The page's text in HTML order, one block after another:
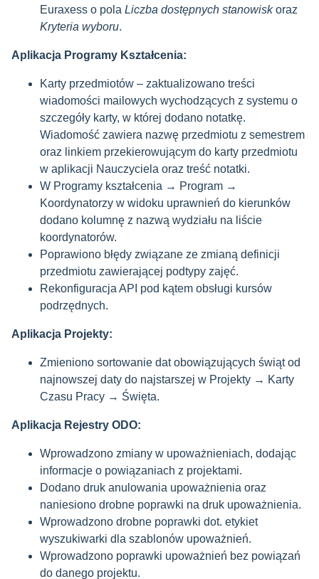
Euraxess o pola Liczba dostępnych stanowiskoraz
Kryteria wyboru.
Aplikacja Programy Kształcenia:
Karty przedmiotów – zaktualizowano treści
wiadomości mailowych wychodzących z systemu o
szczegóły karty, w której dodano notatkę.
Wiadomość zawiera nazwę przedmiotu z semestrem
oraz linkiem przekierowującym do karty przedmiotu
w aplikacji Nauczyciela oraz treść notatki.
W Programy kształcenia → Program →
Koordynatorzy w widoku uprawnień do kierunków
dodano kolumnę z nazwą wydziału na liście
koordynatorów.
Poprawiono błędy związane ze zmianą definicji
przedmiotu zawierającej podtypy zajęć.
Rekonfiguracja API pod kątem obsługi kursów
podrzędnych.
Aplikacja Projekty:
Zmieniono sortowanie dat obowiązujących świąt od
najnowszej daty do najstarszej w Projekty → Karty
Czasu Pracy → Święta.
Aplikacja Rejestry ODO:
Wprowadzono zmiany w upoważnieniach, dodając
informacje o powiązaniach z projektami.
Dodano druk anulowania upoważnienia oraz
naniesiono drobne poprawki na druk upoważnienia.
Wprowadzono drobne poprawki dot. etykiet
wyszukiwarki dla szablonów upoważnień.
Wprowadzono poprawki upoważnień bez powiązań
do danego projektu.